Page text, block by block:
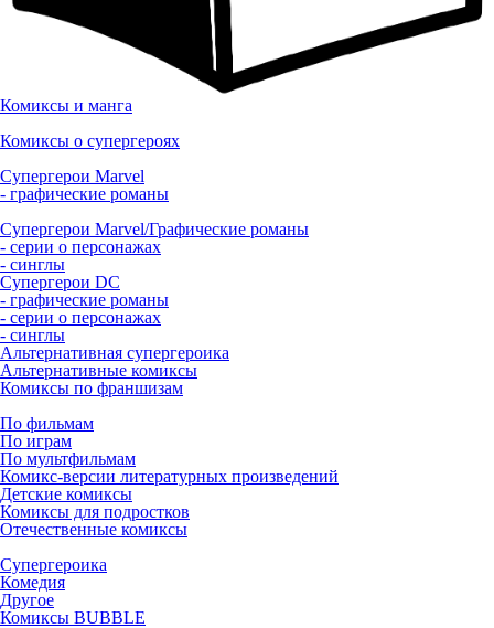
Комиксы и манга
Комиксы о супергероях
Супергерои Marvel
- графические романы
Супергерои Marvel/Графические романы
- серии о персонажах
- синглы
Супергерои DC
- графические романы
- серии о персонажах
- синглы
Альтернативная супергероика
Альтернативные комиксы
Комиксы по франшизам
По фильмам
По играм
По мультфильмам
Комикс-версии литературных произведений
Детские комиксы
Комиксы для подростков
Отечественные комиксы
Супергероика
Комедия
Другое
Комиксы BUBBLE